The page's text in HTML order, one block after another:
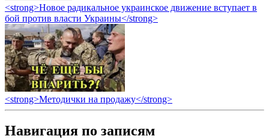
<strong>Новое радикальное украинское движение вступает в
бой против власти Украины</strong>
<strong>Методички на продажу</strong>
Навигация по записям